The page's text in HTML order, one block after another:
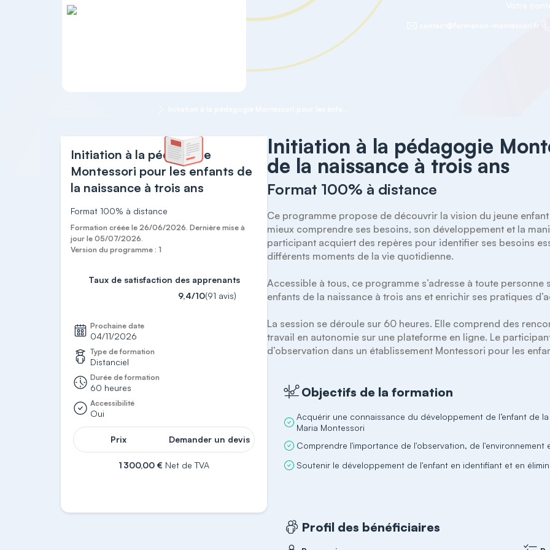
Initiation à la pédagogie
Montessori pour les enfants de
la naissance à trois ans
Format 100% à distance
Formation créée le 26/06/2026. Dernière mise à
jour le 05/07/2026.
Version du programme : 1
Taux de satisfaction des apprenants
9,4/10(91 avis)
Prochaine date
04/11/2026
Type de formation
Distanciel
Durée de formation
60 heures
Accessibilité
Oui
Prix Demander un devis
1 300,00 € Net de TVA
Initiation à la pédagogie
de la naissance à trois ans
Format 100% à distance
Ce programme propose de découvrir la vision du jeune
mieux comprendre ses besoins, son développement et la
participant acquiert des repères pour identifier ses besoins
différents moments de la vie quotidienne.
Accessible à tous, ce programme s’adresse à toute
enfants de la naissance à trois ans et enrichir ses pratiques
La session se déroule sur 60 heures. Elle comprend des
travail en autonomie sur une plateforme en ligne. Le
d’observation dans un établissement Montessori pour les
Objectifs de la formation
Acquérir une connaissance du développement de l’enfant de
Maria Montessori
Comprendre l'importance de l'observation, de
Soutenir le développement de l'enfant en identifiant et en
Profil des bénéficiaires